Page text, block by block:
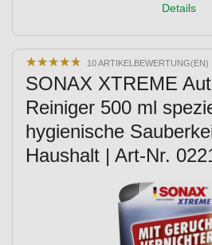
Details
★★★★★
★★★★★ 10 ARTIKELBEWERTUNG(EN)
SONAX XTREME
Reiniger 500 ml
hygienische
Haushalt | Art-Nr.